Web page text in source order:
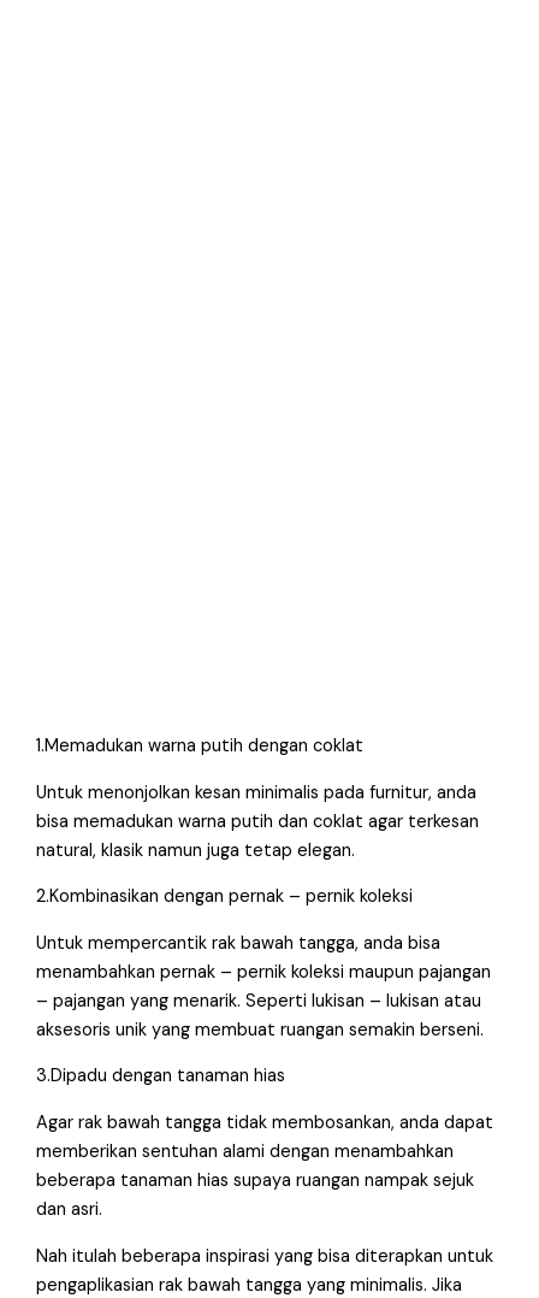
1.Memadukan warna putih dengan coklat
Untuk menonjolkan kesan minimalis pada furnitur, anda
bisa memadukan warna putih dan coklat agar terkesan
natural, klasik namun juga tetap elegan.
2.Kombinasikan dengan pernak – pernik koleksi
Untuk mempercantik rak bawah tangga, anda bisa
menambahkan pernak – pernik koleksi maupun pajangan
– pajangan yang menarik. Seperti lukisan – lukisan atau
aksesoris unik yang membuat ruangan semakin berseni.
3.Dipadu dengan tanaman hias
Agar rak bawah tangga tidak membosankan, anda dapat
memberikan sentuhan alami dengan menambahkan
beberapa tanaman hias supaya ruangan nampak sejuk
dan asri.
Nah itulah beberapa inspirasi yang bisa diterapkan untuk
pengaplikasian rak bawah tangga yang minimalis. Jika